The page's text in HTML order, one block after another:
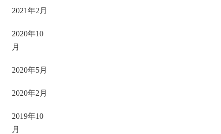
2021年2月
2020年10
月
2020年5月
2020年2月
2019年10
月